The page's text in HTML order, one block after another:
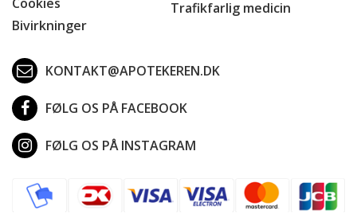
Bivirkninger
Trafikfarlig medicin
KONTAKT@APOTEKEREN.DK
FØLG OS PÅ FACEBOOK
FØLG OS PÅ INSTAGRAM